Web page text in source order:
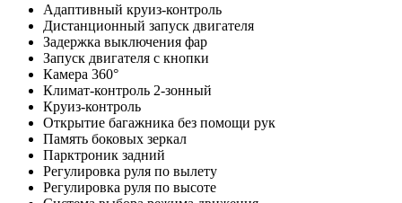
Адаптивный круиз-контроль
Дистанционный запуск двигателя
Задержка выключения фар
Запуск двигателя с кнопки
Камера 360°
Климат-контроль 2-зонный
Круиз-контроль
Открытие багажника без помощи рук
Память боковых зеркал
Парктроник задний
Регулировка руля по вылету
Регулировка руля по высоте